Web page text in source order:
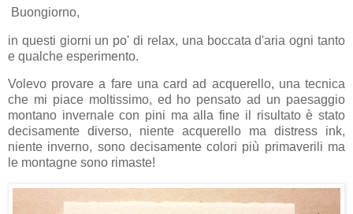
Buongiorno,
in questi giorni un po' di relax, una boccata d'aria ogni tanto
e qualche esperimento.
Volevo provare a fare una card ad acquerello, una tecnica
che mi piace moltissimo, ed ho pensato ad un paesaggio
montano invernale con pini ma alla fine il risultato è stato
decisamente diverso, niente acquerello ma distress ink,
niente inverno, sono decisamente colori più primaverili ma
le montagne sono rimaste!